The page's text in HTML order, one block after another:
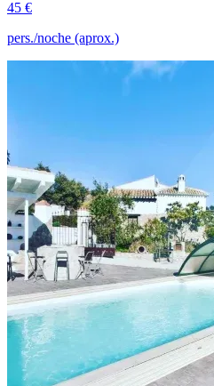
45 €
pers./noche (aprox.)